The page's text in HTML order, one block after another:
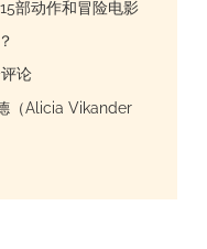
部动作和冒险电影
论
（Alicia Vikander